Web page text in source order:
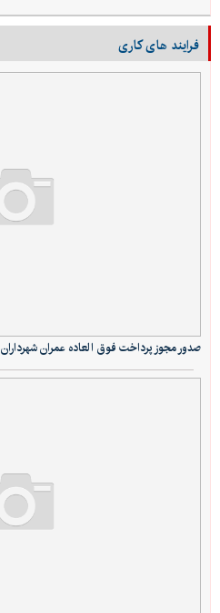
فرایند های کاری
صدور مجوز پرداخت فوق العاده عمران شهرداران